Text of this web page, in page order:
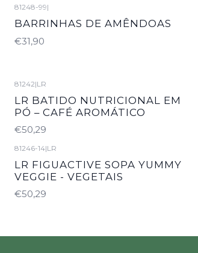
81248-99|
BARRINHAS DE AMÊNDOAS
€31,90
81242|LR
LR BATIDO NUTRICIONAL EM
PÓ – CAFÉ AROMÁTICO
€50,29
81246-14|LR
LR FIGUACTIVE SOPA YUMMY
VEGGIE - VEGETAIS
€50,29